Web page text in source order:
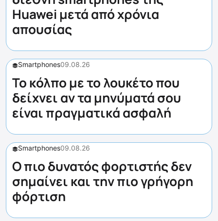
Huawei μετά από χρόνια
απουσίας
Smartphones09.08.26
Το κόλπο με το λουκέτο που
δείχνει αν τα μηνύματά σου
είναι πραγματικά ασφαλή
Smartphones09.08.26
Ο πιο δυνατός φορτιστής δεν
σημαίνει και την πιο γρήγορη
φόρτιση